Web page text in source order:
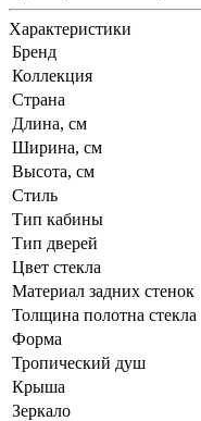
Характеристики
Бренд
Коллекция
Страна
Длина, см
Ширина, см
Высота, см
Стиль
Тип кабины
Тип дверей
Цвет стекла
Материал задних стенок
Толщина полотна стекла
Форма
Тропический душ
Крыша
Зеркало